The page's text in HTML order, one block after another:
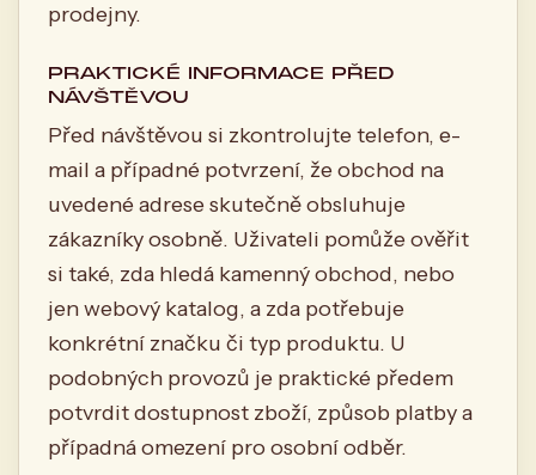
prodejny.
PRAKTICKÉ INFORMACE PŘED
NÁVŠTĚVOU
Před návštěvou si zkontrolujte telefon, e-
mail a případné potvrzení, že obchod na
uvedené adrese skutečně obsluhuje
zákazníky osobně. Uživateli pomůže ověřit
si také, zda hledá kamenný obchod, nebo
jen webový katalog, a zda potřebuje
konkrétní značku či typ produktu. U
podobných provozů je praktické předem
potvrdit dostupnost zboží, způsob platby a
případná omezení pro osobní odběr.